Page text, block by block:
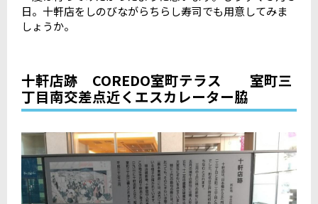
日。十軒店をしのびながらちらし寿司でも用意してみま
しょうか。
十軒店跡 COREDO室町テラス 室町三
丁目南交差点近くエスカレーター脇